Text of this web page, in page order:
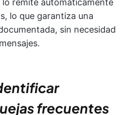
remite automáticamente
lo que garantiza una
sin necesidad
frecuentes